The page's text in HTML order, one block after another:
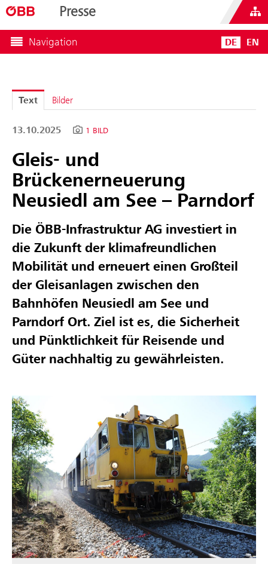
Presse
Navigation DE EN
Text Bilder
13.10.2025 1 BILD
Gleis- und
Brückenerneuerung
Neusiedl am See – Parndorf
Die ÖBB-Infrastruktur AG investiert in
die Zukunft der klimafreundlichen
Mobilität und erneuert einen Großteil
der Gleisanlagen zwischen den
Bahnhöfen Neusiedl am See und
Parndorf Ort. Ziel ist es, die Sicherheit
und Pünktlichkeit für Reisende und
Güter nachhaltig zu gewährleisten.